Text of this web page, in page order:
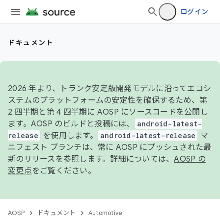
ログイン
ドキュメント
2026 年より、トランク安定版開発モデルに沿ってエコシ
ステムのプラットフォームの安定性を確保するため、第
2 四半期と第 4 四半期に AOSP にソースコードを公開し
ます。AOSP のビルドと投稿には、
android-latest-
release
を使用します。 android-latest-release
マ
ニフェスト ブランチは、常に AOSP にプッシュされた最
新のリリースを参照します。詳細については、AOSP の
変更点をご覧ください。
AOSP ドキュメント Automotive